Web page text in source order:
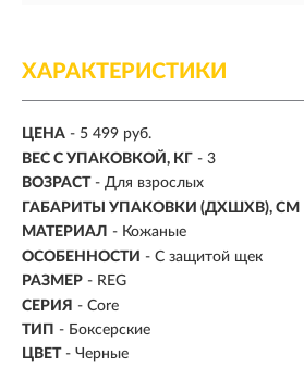
ХАРАКТЕРИСТИКИ
ЦЕНА - 5 499 руб.
ВЕС С УПАКОВКОЙ, КГ - 3
ВОЗРАСТ - Для взрослых
ГАБАРИТЫ УПАКОВКИ (ДХШХВ), СМ
МАТЕРИАЛ - Кожаные
ОСОБЕННОСТИ - С защитой щек
РАЗМЕР - REG
СЕРИЯ - Core
ТИП - Боксерские
ЦВЕТ - Черные